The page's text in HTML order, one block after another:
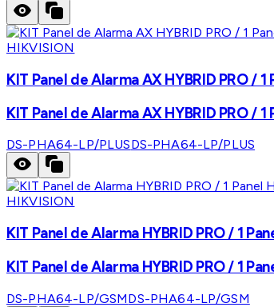
HIKVISION
KIT Panel de Alarma AX HYBRID PRO /
KIT Panel de Alarma AX HYBRID PRO /
DS-PHA64-LP/PLUSDS-PHA64-LP/PLUS
HIKVISION
KIT Panel de Alarma HYBRID PRO / 1
KIT Panel de Alarma HYBRID PRO / 1
DS-PHA64-LP/GSMDS-PHA64-LP/GSM